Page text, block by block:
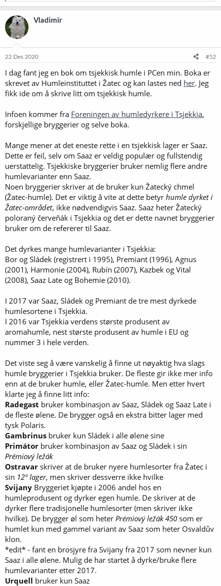
a
k
s
o
e
:
Vladimir
22 Des 2020 #52
I dag fant jeg en bok om tsjekkisk humle i PCen min. Boka er
skrevet av Humleinstituttet i Žatec og kan lastes ned her. Jeg
fikk ide om å skrive litt om tsjekkisk humle.
Infoen kommer fra Foreningen av humledyrkere i Tsjekkia,
forskjellige bryggerier og selve boka.
Mange mener at det eneste rette i en tsjekkisk lager er Saaz.
Dette er feil, selv om Saaz er veldig populær og fullstendig
uerstattelig. Tsjekkiske bryggerier bruker nemlig flere andre
humlevarianter enn Saaz.
Noen bryggerier skriver at de bruker kun Žatecký chmel
(Žatec-humle). Det er viktig å vite at dette betyr humle dyrket i
Žatec-området, ikke nødvendigvis Saaz. Saaz heter Žatecký
poloraný červeňák i Tsjekkia og det er dette navnet bryggerier
bruker om de refererer til Saaz.
Det dyrkes mange humlevarianter i Tsjekkia:
Bor og Sládek (registrert i 1995), Premiant (1996), Agnus
(2001), Harmonie (2004), Rubín (2007), Kazbek og Vital
(2008), Saaz Late og Bohemie (2010).
I 2017 var Saaz, Sládek og Premiant de tre mest dyrkede
humlesortene i Tsjekkia.
I 2016 var Tsjekkia verdens største produsent av
aromahumle, nest største produsent av humle i EU og
nummer 3 i hele verden.
Det viste seg å være vanskelig å finne ut nøyaktig hva slags
humle bryggerier i Tsjekkia bruker. De fleste gir ikke mer info
enn at de bruker humle, eller Žatec-humle. Men etter hvert
klarte jeg å finne litt info:
Radegast bruker kombinasjon av Saaz, Sládek og Saaz Late i
de fleste ølene. De brygger også en ekstra bitter lager med
tysk Polaris.
Gambrinus bruker kun Sládek i alle ølene sine
Primátor bruker kombinasjon av Saaz og Sládek i sin
Prémiový ležák
Ostravar skriver at de bruker nyere humlesorter fra Žatec i
sin 12° lager, men skriver dessverre ikke hvilke
Svijany Bryggeriet kjøpte i 2006 andel hos en
humleprodusent og dyrker egen humle. De skriver at de
dyrker flere tradisjonelle humlesorter (men skriver ikke
hvilke). De brygger øl som heter Prémiový ležák 450 som er
humlet kun med gammel variant av Saaz som heter Osvaldův
klon.
*edit* - fant en brosjyre fra Svijany fra 2017 som nevner kun
Saaz i alle ølene. Mulig de har startet å dyrke/bruke flere
humlevarianter etter 2017.
Urquell bruker kun Saaz